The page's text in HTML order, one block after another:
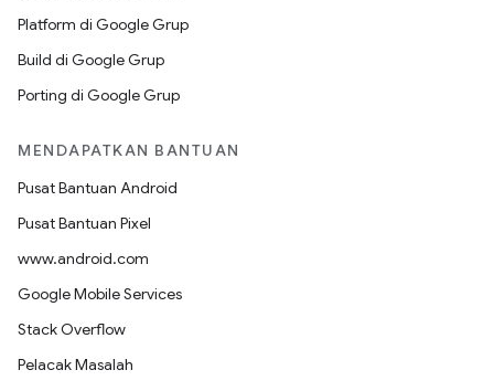
Platform di Google Grup
Build di Google Grup
Porting di Google Grup
MENDAPATKAN BANTUAN
Pusat Bantuan Android
Pusat Bantuan Pixel
www.android.com
Google Mobile Services
Stack Overflow
Pelacak Masalah